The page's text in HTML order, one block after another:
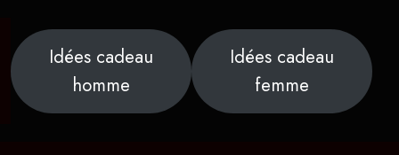
Idées cadeau
homme
Idées cadeau
femme